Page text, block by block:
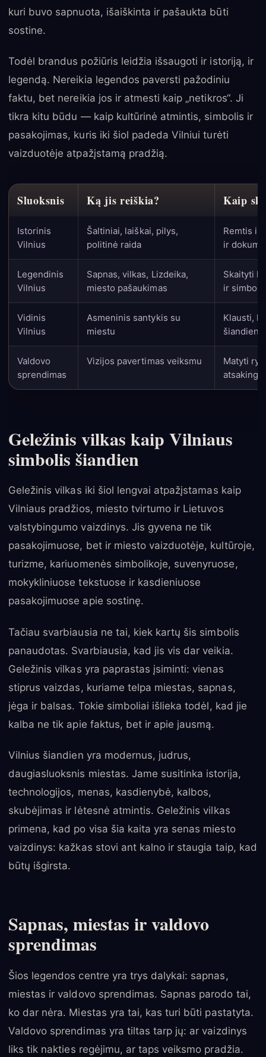
kuri buvo sapnuota, išaiškinta ir pašaukta būti
sostine.
Todėl brandus požiūris leidžia išsaugoti ir istoriją, ir
legendą. Nereikia legendos paversti pažodiniu
faktu, bet nereikia jos ir atmesti kaip „netikros“. Ji
tikra kitu būdu — kaip kultūrinė atmintis, simbolis ir
pasakojimas, kuris iki šiol padeda Vilniui turėti
vaizduotėje atpažįstamą pradžią.
Sluoksnis Ką jis reiškia? Kaip
Istorinis
Vilnius
Šaltiniai, laiškai, pilys,
politinė raida
Remtis
ir
Legendinis
Vilnius
Sapnas, vilkas, Lizdeika,
miesto pašaukimas
Skaityti
ir
Vidinis
Vilnius
Asmeninis santykis su
miestu
Klausti,
šiandien
Valdovo
sprendimas
Vizijos pavertimas veiksmu
Matyti
Geležinis vilkas kaip Vilniaus
simbolis šiandien
Geležinis vilkas iki šiol lengvai atpažįstamas kaip
Vilniaus pradžios, miesto tvirtumo ir Lietuvos
valstybingumo vaizdinys. Jis gyvena ne tik
pasakojimuose, bet ir miesto vaizduotėje, kultūroje,
turizme, kariuomenės simbolikoje, suvenyruose,
mokykliniuose tekstuose ir kasdieniuose
pasakojimuose apie sostinę.
Tačiau svarbiausia ne tai, kiek kartų šis simbolis
panaudotas. Svarbiausia, kad jis vis dar veikia.
Geležinis vilkas yra paprastas įsiminti: vienas
stiprus vaizdas, kuriame telpa miestas, sapnas,
jėga ir balsas. Tokie simboliai išlieka todėl, kad jie
kalba ne tik apie faktus, bet ir apie jausmą.
Vilnius šiandien yra modernus, judrus,
daugiasluoksnis miestas. Jame susitinka istorija,
technologijos, menas, kasdienybė, kalbos,
skubėjimas ir lėtesnė atmintis. Geležinis vilkas
primena, kad po visa šia kaita yra senas miesto
vaizdinys: kažkas stovi ant kalno ir staugia taip, kad
būtų išgirsta.
Sapnas, miestas ir valdovo
sprendimas
Šios legendos centre yra trys dalykai: sapnas,
miestas ir valdovo sprendimas. Sapnas parodo tai,
ko dar nėra. Miestas yra tai, kas turi būti pastatyta.
Valdovo sprendimas yra tiltas tarp jų: ar vaizdinys
liks tik nakties regėjimu, ar taps veiksmo pradžia.